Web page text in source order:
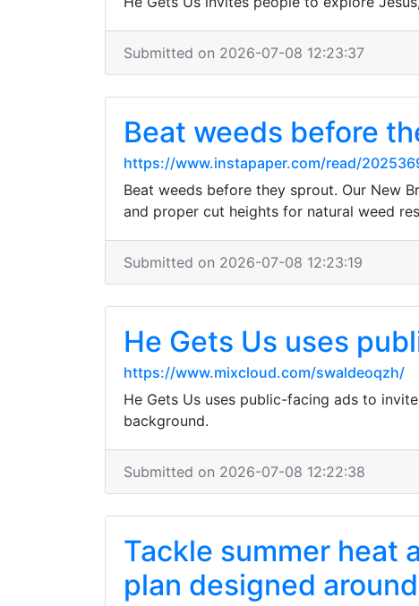
Submitted on 2026-07-08 12:23:37
Beat weeds before
https://www.instapaper.com/read/
Beat weeds before they sprout. Our New
and proper cut heights for natural weed
Submitted on 2026-07-08 12:23:19
He Gets Us uses
https://www.mixcloud.com/swaldeoqzh/
He Gets Us uses public-facing ads to
background.
Submitted on 2026-07-08 12:22:38
Tackle summer heat
plan designed